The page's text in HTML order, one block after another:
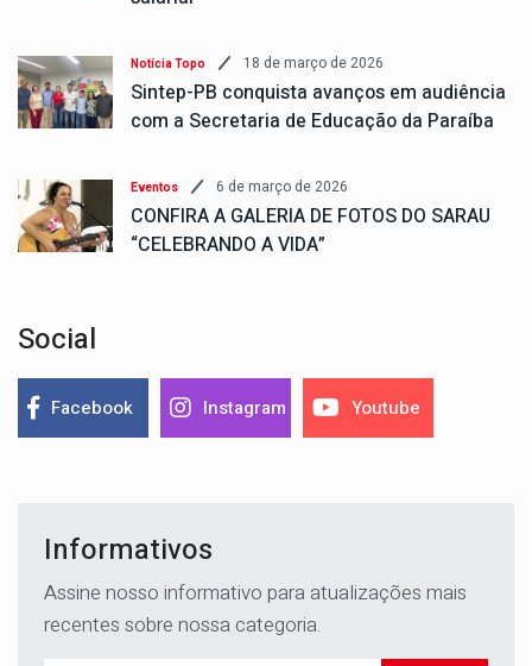
Notícia Topo 18 de março de 2026
Sintep-PB conquista avanços em audiência
com a Secretaria de Educação da Paraíba
Eventos 6 de março de 2026
CONFIRA A GALERIA DE FOTOS DO SARAU
“CELEBRANDO A VIDA”
Social
Facebook Instagram Youtube
Informativos
Assine nosso informativo para atualizações mais
recentes sobre nossa categoria.